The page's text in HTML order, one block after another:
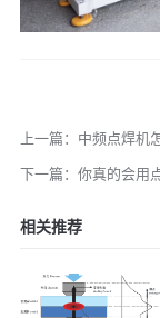
上一篇：中频点焊机
下一篇：你真的会用
相关推荐